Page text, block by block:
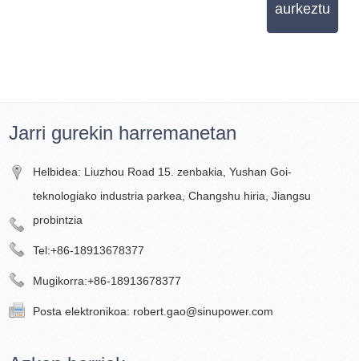
aurkeztu
Jarri gurekin harremanetan
Helbidea: Liuzhou Road 15. zenbakia, Yushan Goi-
teknologiako industria parkea, Changshu hiria, Jiangsu
probintzia
Tel:+86-18913678377
Mugikorra:+86-18913678377
Posta elektronikoa: robert.gao@sinupower.com